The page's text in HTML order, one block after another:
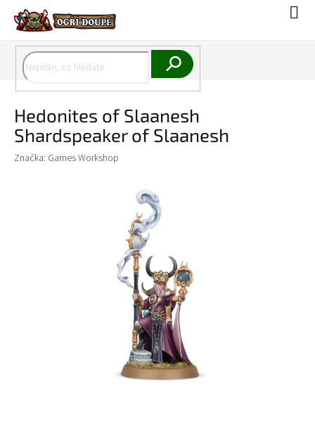
obsah
Hedonites of Slaanesh
Shardspeaker of Slaanesh
Značka: Games Workshop